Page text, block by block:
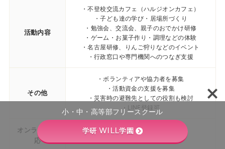
活動内容
・不登校交流カフェ（ハルジオンカフェ）
・子ども達の学び・居場所づくり
・勉強会、交流会、親子のおでかけ研修
・ゲーム・お菓子作り・調理などの体験
・名古屋研修、りんご狩りなどのイベント
・行政窓口や専門機関へのつなぎ支援
その他
・ボランティアや協力者を募集
・活動資金の支援を募集
・災害時の避難先としての役割も検討
・LINE登録可
オンライン対
応
なし
小・中・高等部フリースクール
学研 WILL学園